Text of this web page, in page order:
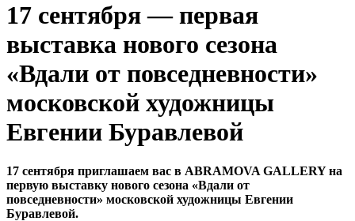
17 сентября — первая
выставка нового сезона
«Вдали от повседневности»
московской художницы
Евгении Буравлевой
17 сентября приглашаем вас в ABRAMOVA GALLERY на
первую выставку нового сезона «Вдали от
повседневности» московской художницы Евгении
Буравлевой.